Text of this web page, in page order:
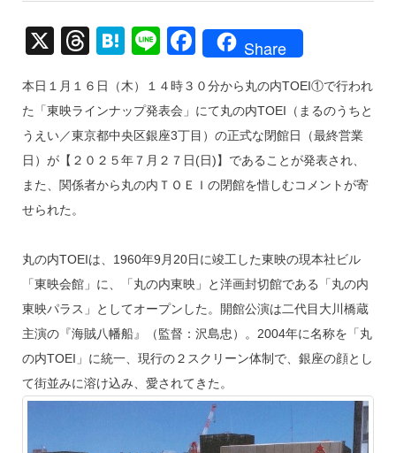
X
T
e
a
d
s
H
e
n
a
Li
e
F
c
e
b
o
Share
本日１月１６日（木）１４時３０分から丸の内TOEI①で行われ
た「東映ラインナップ発表会」にて丸の内TOEI（まるのうちと
うえい／東京都中央区銀座3丁目）の正式な閉館日（最終営業
日）が【２０２５年７月２７日(日)】であることが発表され、
また、関係者から丸の内ＴＯＥＩの閉館を惜しむコメントが寄
せられた。
丸の内TOEIは、1960年9月20日に竣工した東映の現本社ビル
「東映会館」に、「丸の内東映」と洋画封切館である「丸の内
東映パラス」としてオープンした。開館公演は二代目大川橋蔵
主演の『海賊八幡船』（監督：沢島忠）。2004年に名称を「丸
の内TOEI」に統一、現行の２スクリーン体制で、銀座の顔とし
て街並みに溶け込み、愛されてきた。